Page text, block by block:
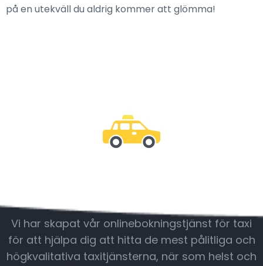
på en utekväll du aldrig kommer att glömma!
Vi har skapat vår onlinebokningstjänst för taxi
för att hjälpa dig att hitta de mest pålitliga och
högkvalitativa taxitjänsterna, när som helst och